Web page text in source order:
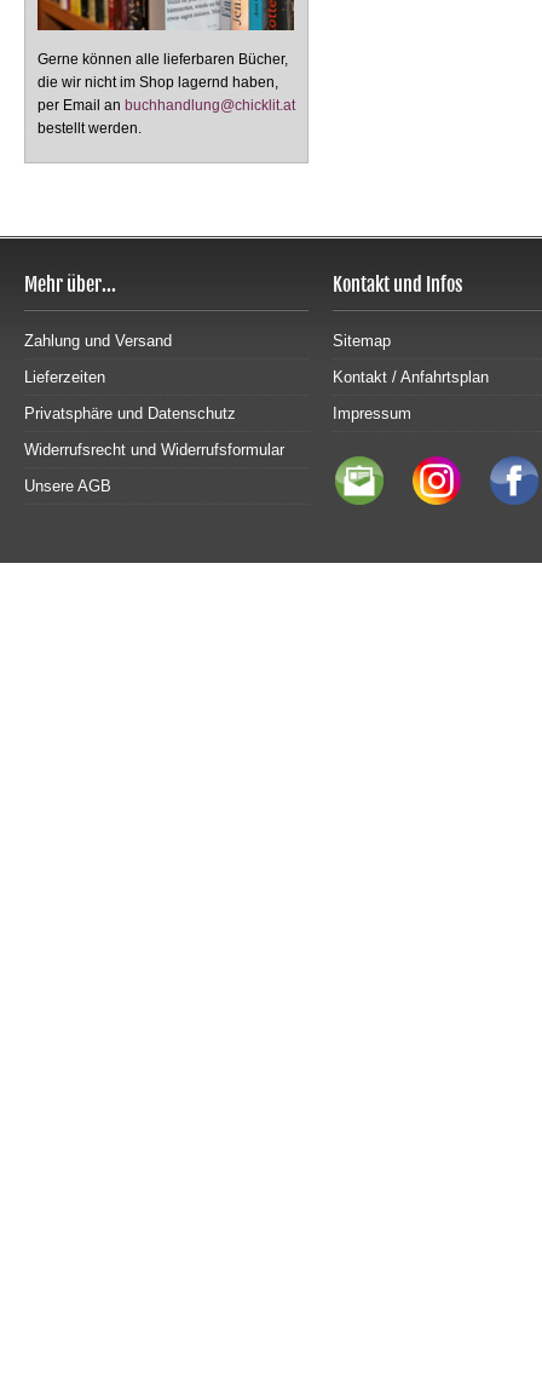
Gerne können alle lieferbaren Bücher,
die wir nicht im Shop lagernd haben,
per Email an buchhandlung@chicklit.at
bestellt werden.
Mehr über...
Zahlung und Versand
Lieferzeiten
Privatsphäre und Datenschutz
Widerrufsrecht und Widerrufsformular
Unsere AGB
Kontakt und Infos
Sitemap
Kontakt / Anfahrtsplan
Impressum